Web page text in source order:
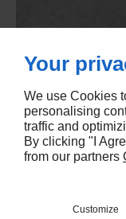
Ce
Your
We use Cookies
personalising
traffic and
By clicking "I
from our partners
Customize